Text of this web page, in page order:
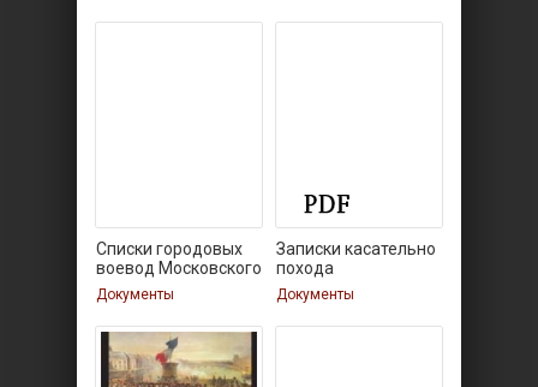
Списки городовых
воевод Московского
Документы
Записки касательно
похода
Документы